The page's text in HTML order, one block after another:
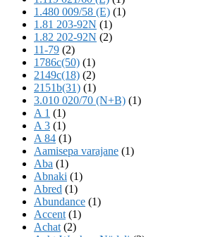
1.480 009/58 (E) (1)
1.81 203-92N (1)
1.82 202-92N (2)
11-79 (2)
1786c(50) (1)
2149c(18) (2)
2151b(31) (1)
3.010 020/70 (N+B) (1)
A 1 (1)
A 3 (1)
A 84 (1)
Aamisepa varajane (1)
Aba (1)
Abnaki (1)
Abred (1)
Abundance (1)
Accent (1)
Achat (2)